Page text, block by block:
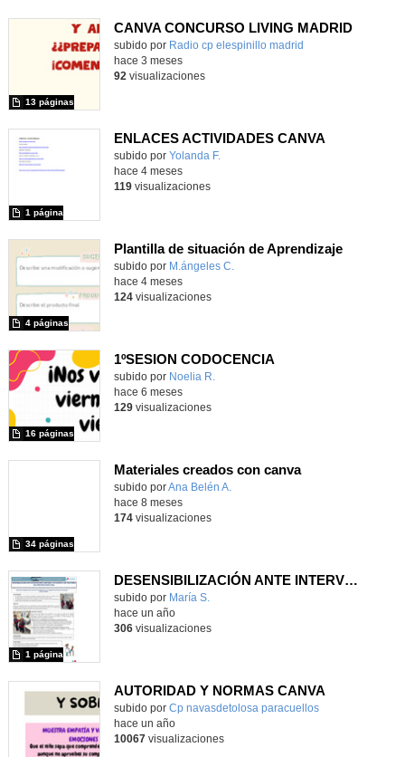
CANVA CONCURSO LIVING MADRID
Contenido educativo.
subido por Radio cp elespinillo madrid
13 páginas
hace 3 meses
92 visualizaciones
ENLACES ACTIVIDADES CANVA
Contenido educativo.
subido por Yolanda F.
1 página
hace 4 meses
119visualizaciones
Plantilla de situación de Aprendizaje
Contenido educativo.
subido por M.ángeles C.
4 páginas
hace 4 meses
124visualizaciones
1ºSESION CODOCENCIA
Contenido educativo.
subido por Noelia R.
16 páginas
hace 6 meses
129visualizaciones
Materiales creados con canva
Contenido educativo.
subido porAna Belén A.
34 páginas
hace 8 meses
174visualizaciones
DESENSIBILIZACIÓN ANTE INTERVENCIONES SANITARIAS EN PACIENTES CON TRASTORNO DEL ESPECTRO AUTISTA (TEA)
Contenido educativo.
subido por María S.
1 página
hace un año
306visualizaciones
AUTORIDAD Y NORMAS CANVA
subido por Cp navasdetolosa paracuellos-
hace un año
10067visualizaciones